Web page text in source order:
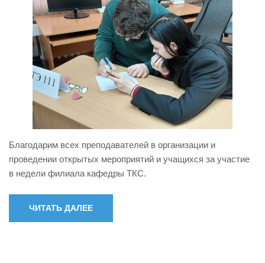
Благодарим всех преподавателей в организации и
проведении открытых мероприятий и учащихся за участие
в недели филиала кафедры ТКС.
ЧИТАТЬ ДАЛЕЕ